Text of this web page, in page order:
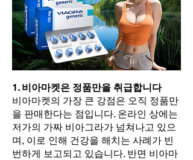
1. 비아마켓은 정품만을 취급합니다
비아마켓의 가장 큰 강점은 오직 정품만
을 판매한다는 점입니다. 온라인 상에는
저가의 가짜 비아그라가 넘쳐나고 있으
며, 이로 인해 건강을 해치는 사례가 빈
번하게 보고되고 있습니다. 반면 비아마